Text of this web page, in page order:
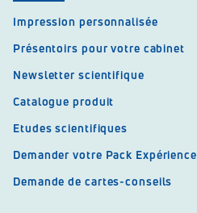
Impression personnalisée
Présentoirs pour votre cabinet
Newsletter scientifique
Catalogue produit
Etudes scientifiques
Demander votre Pack Expérience
Demande de cartes-conseils